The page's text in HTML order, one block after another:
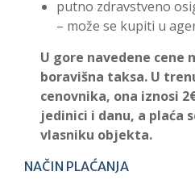
putno zdravstveno
– može se kupiti u
U gore navedene cene
boravišna taksa. U
cenovnika, ona iznosi
jedinici i danu, a plaća
vlasniku objekta.
NAČIN PLAĆANJA